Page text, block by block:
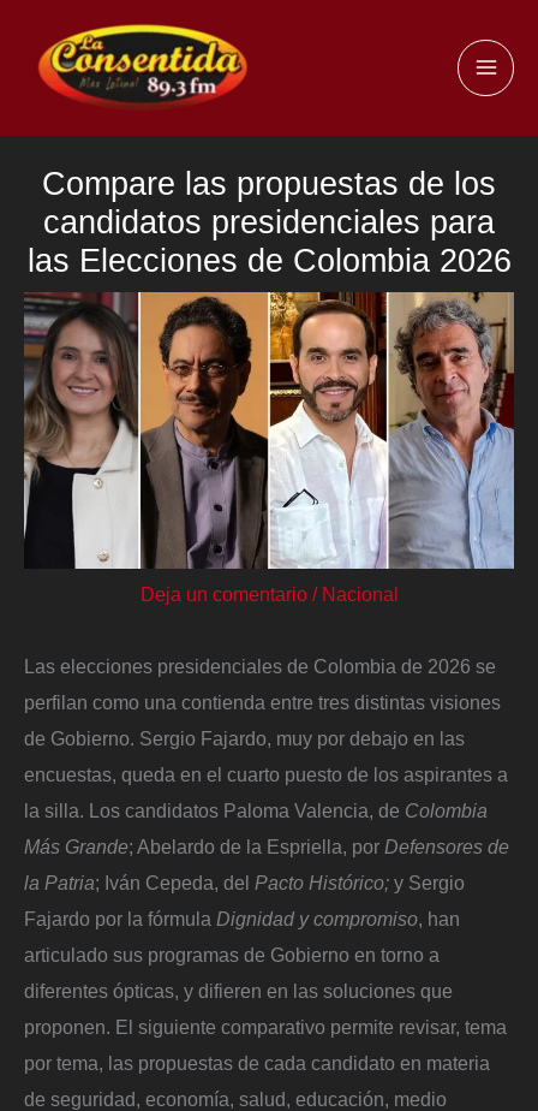
contenido
Compare las propuestas de los
candidatos presidenciales para
las Elecciones de Colombia 2026
Deja un comentario / Nacional
Las elecciones presidenciales de Colombia de 2026 se
perfilan como una contienda entre tres distintas visiones
de Gobierno. Sergio Fajardo, muy por debajo en las
encuestas, queda en el cuarto puesto de los aspirantes a
la silla. Los candidatos Paloma Valencia, de Colombia
Más Grande; Abelardo de la Espriella, por Defensores de
la Patria; Iván Cepeda, del Pacto Histórico; y Sergio
Fajardo por la fórmula Dignidad y compromiso, han
articulado sus programas de Gobierno en torno a
diferentes ópticas, y difieren en las soluciones que
proponen. El siguiente comparativo permite revisar, tema
por tema, las propuestas de cada candidato en materia
de seguridad, economía, salud, educación, medio